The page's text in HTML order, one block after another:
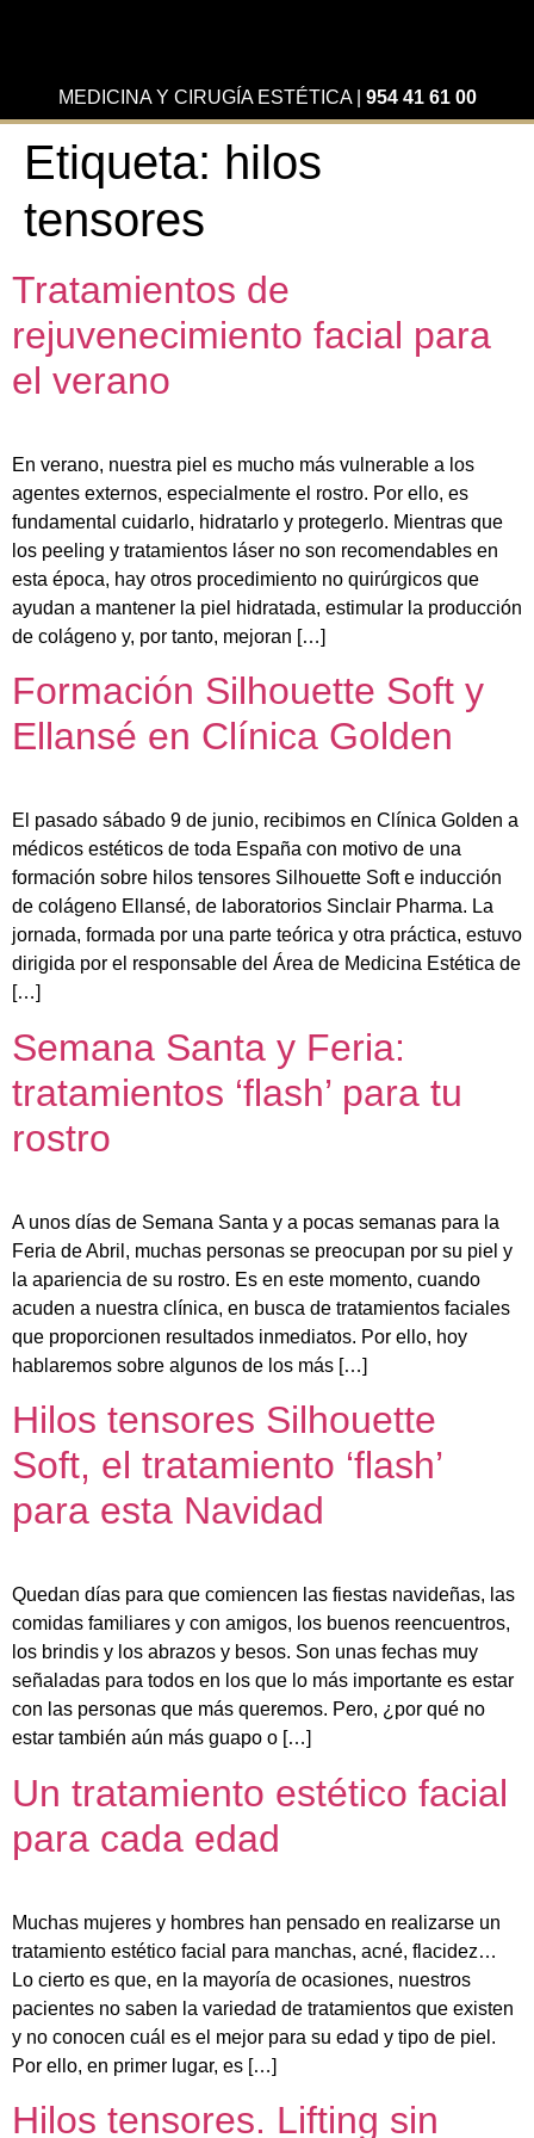
MEDICINA Y CIRUGÍA ESTÉTICA| 954 41 61 00
Etiqueta: hilos
tensores
Tratamientos de
rejuvenecimiento facial para
el verano
En verano, nuestra piel es mucho más vulnerable a los
agentes externos, especialmente el rostro. Por ello, es
fundamental cuidarlo, hidratarlo y protegerlo. Mientras que
los peeling y tratamientos láser no son recomendables en
esta época, hay otros procedimiento no quirúrgicos que
ayudan a mantener la piel hidratada, estimular la producción
de colágeno y, por tanto, mejoran […]
Formación Silhouette Soft y
Ellansé en Clínica Golden
El pasado sábado 9 de junio, recibimos en Clínica Golden a
médicos estéticos de toda España con motivo de una
formación sobre hilos tensores Silhouette Soft e inducción
de colágeno Ellansé, de laboratorios Sinclair Pharma. La
jornada, formada por una parte teórica y otra práctica, estuvo
dirigida por el responsable del Área de Medicina Estética de
[…]
Semana Santa y Feria:
tratamientos ‘flash’ para tu
rostro
A unos días de Semana Santa y a pocas semanas para la
Feria de Abril, muchas personas se preocupan por su piel y
la apariencia de su rostro. Es en este momento, cuando
acuden a nuestra clínica, en busca de tratamientos faciales
que proporcionen resultados inmediatos. Por ello, hoy
hablaremos sobre algunos de los más […]
Hilos tensores Silhouette
Soft, el tratamiento ‘flash’
para esta Navidad
Quedan días para que comiencen las fiestas navideñas, las
comidas familiares y con amigos, los buenos reencuentros,
los brindis y los abrazos y besos. Son unas fechas muy
señaladas para todos en los que lo más importante es estar
con las personas que más queremos. Pero, ¿por qué no
estar también aún más guapo o […]
Un tratamiento estético facial
para cada edad
Muchas mujeres y hombres han pensado en realizarse un
tratamiento estético facial para manchas, acné, flacidez…
Lo cierto es que, en la mayoría de ocasiones, nuestros
pacientes no saben la variedad de tratamientos que existen
y no conocen cuál es el mejor para su edad y tipo de piel.
Por ello, en primer lugar, es […]
Hilos tensores. Lifting sin